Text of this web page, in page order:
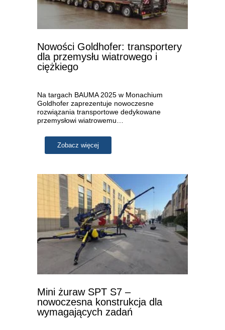
Nowości Goldhofer: transportery
dla przemysłu wiatrowego i
ciężkiego
Na targach BAUMA 2025 w Monachium
Goldhofer zaprezentuje nowoczesne
rozwiązania transportowe dedykowane
przemysłowi wiatrowemu…
Zobacz więcej
Mini żuraw SPT S7 –
nowoczesna konstrukcja dla
wymagających zadań